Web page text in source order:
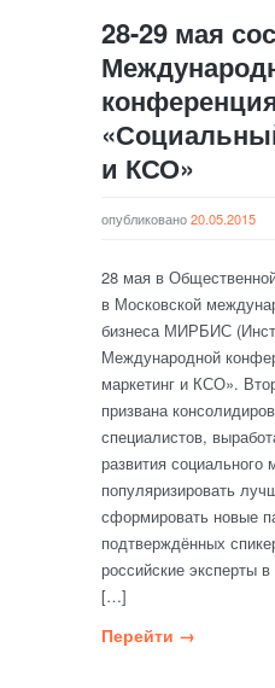
28-29 мая
и КСО»
опубликовано20.05.2015
28 мая в
в Московской
бизнеса МИРБИС
Международной
маркетинг и КСО».
призвана
специалистов,
развития социального
популяризировать
сформировать новые
подтверждённых
российские эксперты
[…]
Перейти →